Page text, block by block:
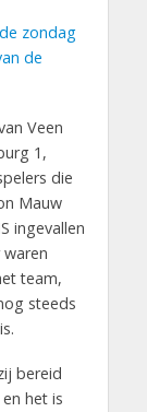
zondag
de
Veen
1,
die
Mauw
ingevallen
team,
steeds
bereid
het is